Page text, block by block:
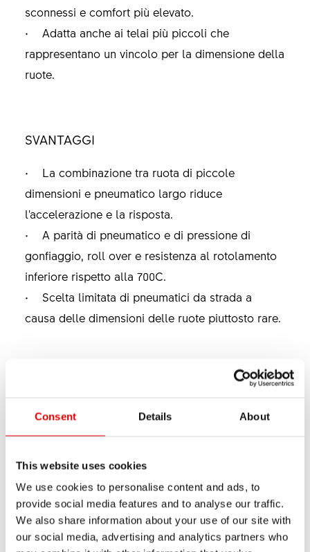
Consent Details About
This website uses cookies
We use cookies to personalise content and ads, to
provide social media features and to analyse our traffic.
We also share information about your use of our site with
our social media, advertising and analytics partners who
sconnessi e comfort più elevato.
• Adatta anche ai telai più piccoli che
rappresentano un vincolo per la dimensione della
ruote.
SVANTAGGI
• La combinazione tra ruota di piccole
dimensioni e pneumatico largo riduce
l'accelerazione e la risposta.
• A parità di pneumatico e di pressione di
gonfiaggio, roll over e resistenza al rotolamento
inferiore rispetto alla 700C.
• Scelta limitata di pneumatici da strada a
causa delle dimensioni delle ruote piuttosto rare.
RUOTA 700C
• Ideale per le competizioni su strade sterrate
(ghiaia)